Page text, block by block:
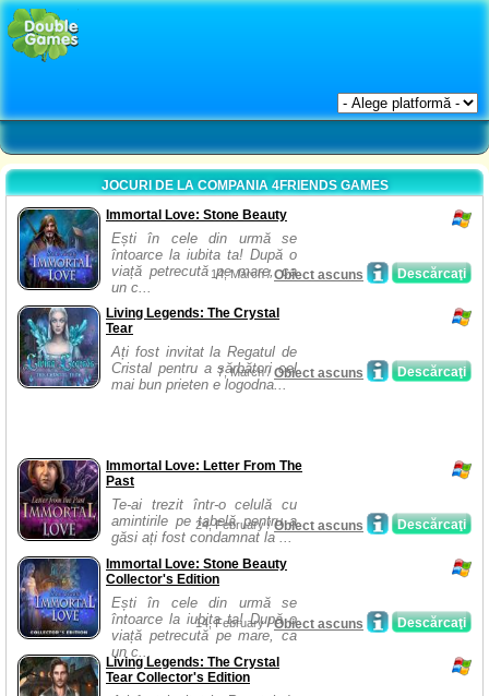
JOCURI DE LA COMPANIA 4FRIENDS GAMES
Immortal Love: Stone Beauty
Ești în cele din urmă se
întoarce la iubita ta! După o
viață petrecută pe mare, ca
un c...
Descărcaţi
14, March /Obiect ascuns
Living Legends: The Crystal
Tear
Ați fost invitat la Regatul de
Cristal pentru a sărbători cel
mai bun prieten e logodna...
Descărcaţi
7, March /Obiect ascuns
Immortal Love: Letter From The
Past
Te-ai trezit într-o celulă cu
amintirile pe tabelă pentru a
găsi ați fost condamnat la ...
Descărcaţi
24, February /Obiect ascuns
Immortal Love: Stone Beauty
Collector's Edition
Ești în cele din urmă se
întoarce la iubita ta! După o
viață petrecută pe mare, ca
un c...
Descărcaţi
14, February /Obiect ascuns
Living Legends: The Crystal
Tear Collector's Edition